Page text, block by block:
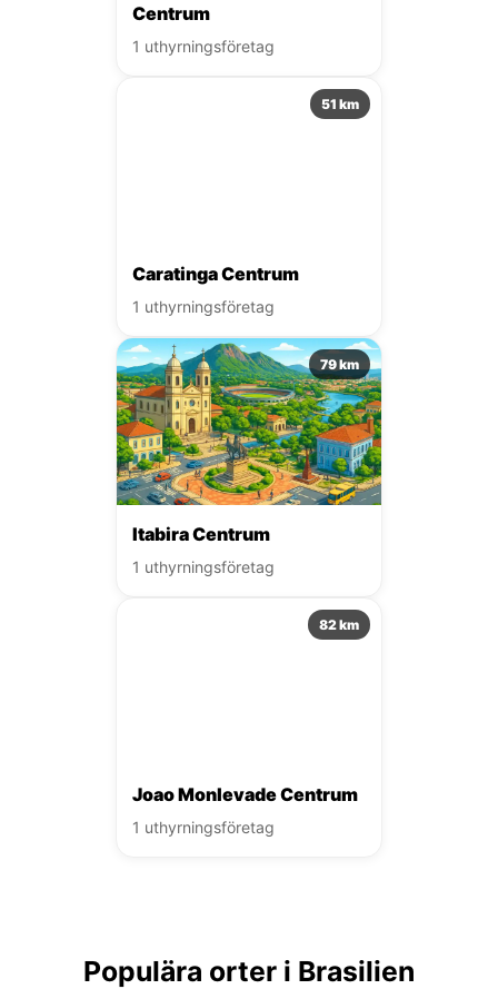
Centrum
1 uthyrningsföretag
51 km
Caratinga Centrum
1 uthyrningsföretag
79 km
Itabira Centrum
1 uthyrningsföretag
82 km
Joao Monlevade Centrum
1 uthyrningsföretag
Populära orter i Brasilien